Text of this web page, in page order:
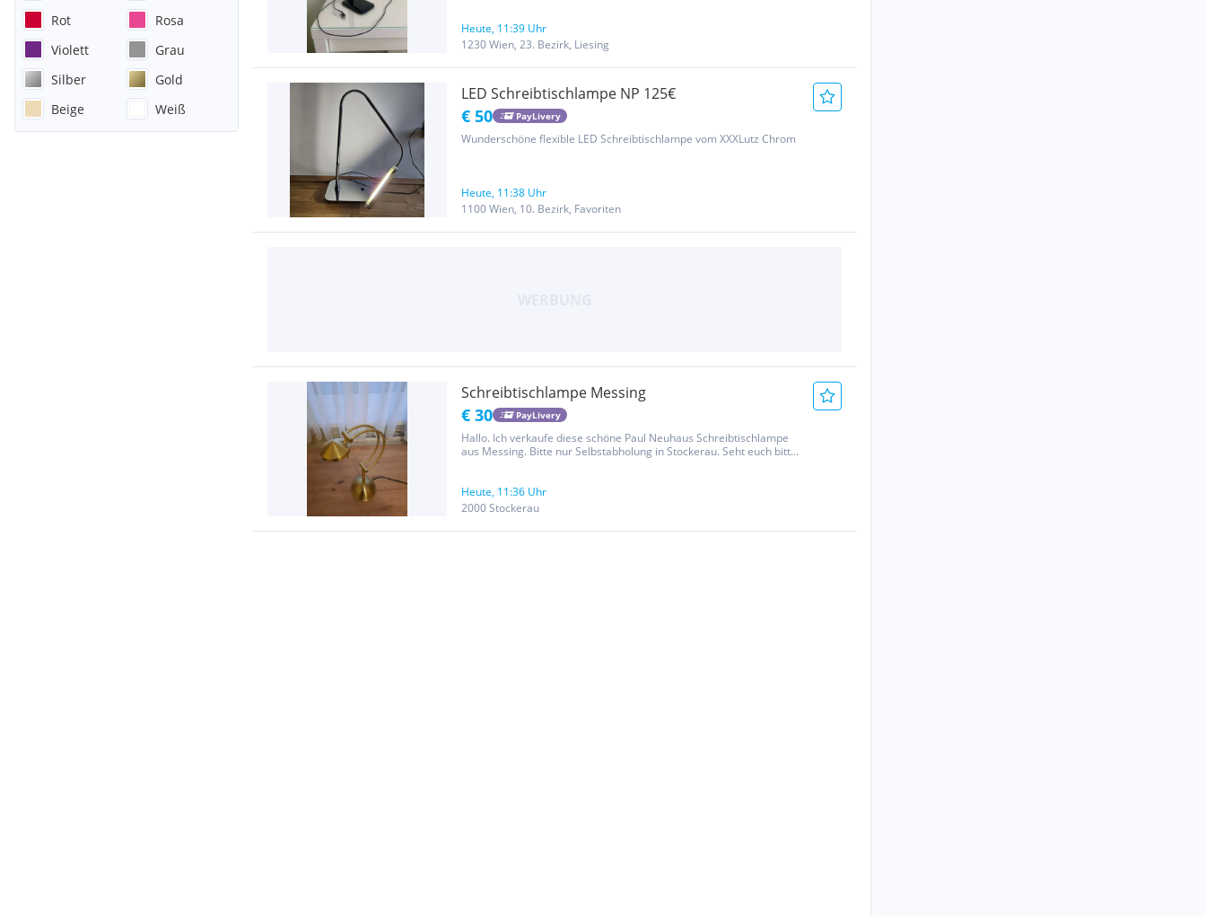
Rot
Rosa
Violett
Grau
Silber
Gold
Beige
Weiß
Heute, 11:39 Uhr
1230 Wien, 23. Bezirk, Liesing
LED Schreibtischlampe NP 125€
€ 50 PayLivery
Wunderschöne flexible LED Schreibtischlampe vom XXXLutz Chrom
Heute, 11:38 Uhr
1100 Wien, 10. Bezirk, Favoriten
Schreibtischlampe Messing
€ 30 PayLivery
Hallo. Ich verkaufe diese schöne Paul Neuhaus Schreibtischlampe
aus Messing. Bitte nur Selbstabholung in Stockerau. Seht euch bitte
Heute, 11:36 Uhr
2000 Stockerau